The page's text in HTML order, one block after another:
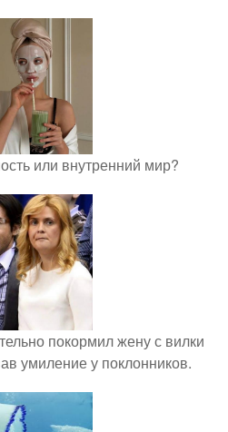
или внутренний мир?
покормил жену с вилки
умиление у поклонников.